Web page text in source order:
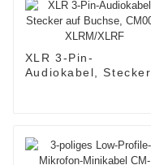
XLR 3-Pin-
Audiokabel, Stecker